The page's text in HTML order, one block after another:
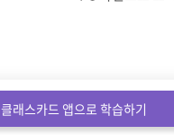
클래스카드 앱으로 학습하기
ⓒCLASSCARD. All Rights reserved.